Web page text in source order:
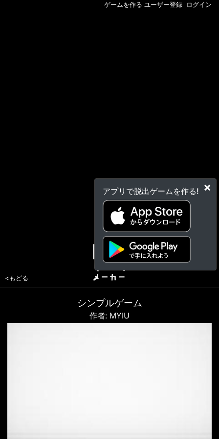
×
アプリで脱出ゲームを作る!
ゲームを作る ユーザー登録 ログイン
<もどる
シンプルゲーム
作者: MYIU